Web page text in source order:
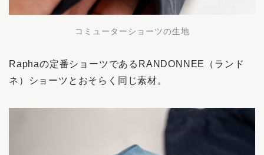
コミューターショーツの生地
Raphaの定番ショーツであるRANDONNEE（ランド
ネ）ショーツとおそらく同じ素材。